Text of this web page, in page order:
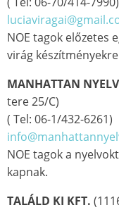
NOE tagok előzetes
virág
MANHATTAN
tere 25/C)
( Tel: 06-1/
NOE tagok a
kapnak.
TALÁLD KI KFT.